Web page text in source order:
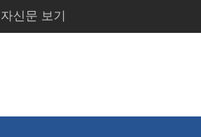
신문 보기
부의장, 한인비영리단체에 36만불 예산 지원